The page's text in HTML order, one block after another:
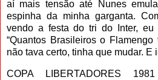
aí mais tensão até Nunes
espinha da minha garganta.
vendo a festa do tri do Inter, eu
“Quantos Brasileiros o Flamengo
não tava certo, tinha que mudar. E
COPA LIBERTADORES